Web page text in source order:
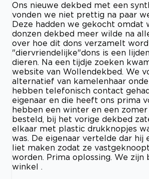
Ons nieuwe dekbed met een
vonden we niet prettig na paar
Deze hadden we gekocht omdat
donzen dekbed meer wilde na
over hoe dit dons verzamelt
"diervriendelijke"dons is een
dieren. Na een tijdje zoeken
website van Wollendekbed. We
alternatief van kamelenhaar
hebben telefonisch contact
eigenaar en die heeft ons prima
hebben een winter en een
besteld, bij het vorige dekbed
elkaar met plastic drukknopjes
was. De eigenaar vertelde dar hij
liet maken zodat ze
worden. Prima oplossing. We zijn
winkel .